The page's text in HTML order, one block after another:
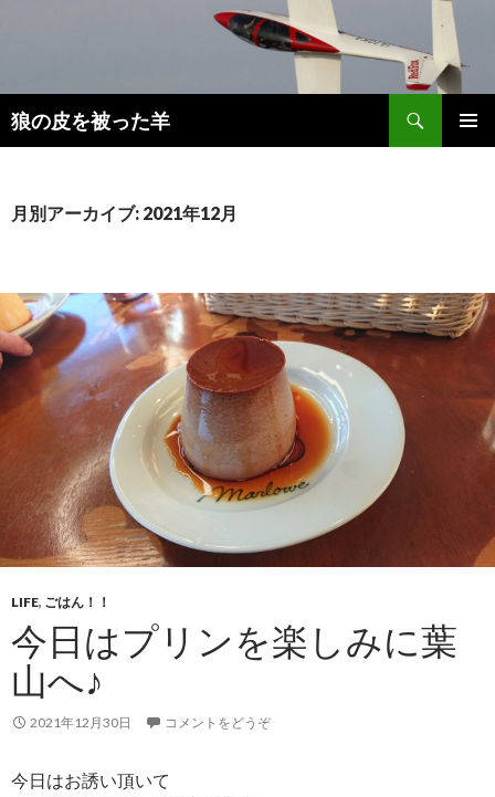
狼の皮を被った羊
検
索
ン
動
月別アーカイブ: 2021年12月
LIFE, ごはん！！
今日はプリンを楽しみに葉
山へ♪
2021年12月30日 コメントをどうぞ
今日はお誘い頂いて